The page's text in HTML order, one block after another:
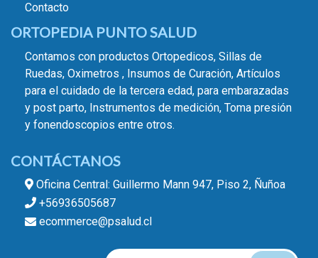
Contacto
ORTOPEDIA PUNTO SALUD
Contamos con productos Ortopedicos, Sillas de
Ruedas, Oximetros , Insumos de Curación, Artículos
para el cuidado de la tercera edad, para embarazadas
y post parto, Instrumentos de medición, Toma presión
y fonendoscopios entre otros.
CONTÁCTANOS
Oficina Central: Guillermo Mann 947, Piso 2, Ñuñoa
+56936505687
ecommerce@psalud.cl